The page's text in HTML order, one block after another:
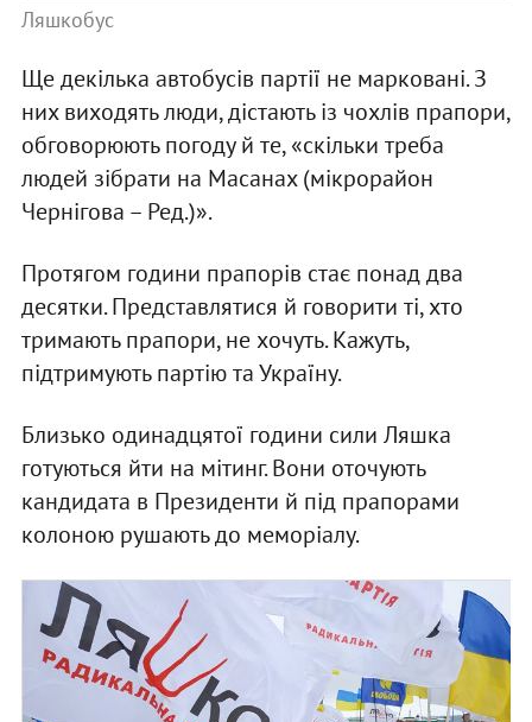
Ляшкобус
Ще декілька автобусів партії не марковані. З
них виходять люди, дістають із чохлів прапори,
обговорюють погоду й те, «скільки треба
людей зібрати на Масанах (мікрорайон
Чернігова – Ред.)».
Протягом години прапорів стає понад два
десятки. Представлятися й говорити ті, хто
тримають прапори, не хочуть. Кажуть,
підтримують партію та Україну.
Близько одинадцятої години сили Ляшка
готуються йти на мітинг. Вони оточують
кандидата в Президенти й під прапорами
колоною рушають до меморіалу.